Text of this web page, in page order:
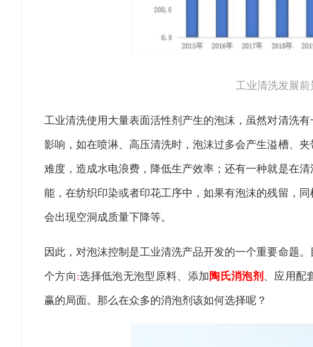
工业清洗发展前
工业清洗使用大量表面活性剂产生的泡沫，虽然对清洗
影响，如在喷淋、高压清洗时，泡沫过多会产生溢槽、
难度，造成水电浪费，降低生产效率；还有一种就是在
能，在纺织印染或者印花工序中，如果有泡沫的残留，同
会出现空洞成质量下降等。
因此，对泡沫控制是工业清洗产品开发的一个重要命题
个方向 :选择低泡无泡型原料、添加 陶氏消泡剂 、应用配
赢的局面。那么在众多的消泡剂该如何选择呢？